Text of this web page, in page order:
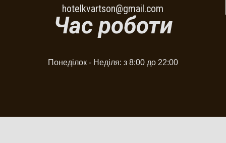
hotelkvartson@gmail.com
Час роботи
Понеділок - Неділя: з 8:00 до 22:00